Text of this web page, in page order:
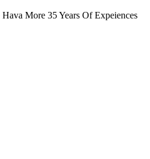
Hava More 35 Years Of Expeiences